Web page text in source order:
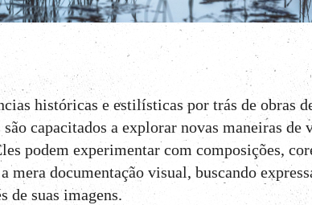
históricas e estilísticas por trás de obras
capacitados a explorar novas maneiras de
podem experimentar com composições,
mera documentação visual, buscando
de suas imagens.